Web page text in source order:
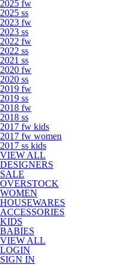
2025 fw
2025 ss
2023 fw
2023 ss
2022 fw
2022 ss
2021 ss
2020 fw
2020 ss
2019 fw
2019 ss
2018 fw
2018 ss
2017 fw kids
2017 fw women
2017 ss kids
VIEW ALL
DESIGNERS
SALE
OVERSTOCK
WOMEN
HOUSEWARES
ACCESSORIES
KIDS
BABIES
VIEW ALL
LOGIN
SIGN IN